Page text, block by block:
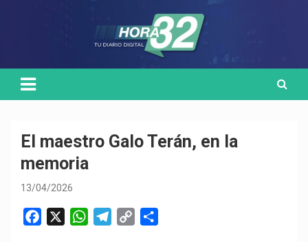
El maestro Galo Terán, en la
memoria
13/04/2026
W